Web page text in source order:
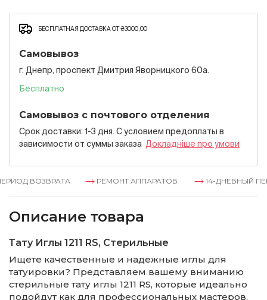
БЕСПЛАТНАЯ ДОСТАВКА ОТ ₴3000,00
Самовывоз
г. Днепр, проспект Дмитрия Яворницкого 60а.
Бесплатно
Самовывоз с почтового отделения
Срок доставки: 1-3 дня. С условием предоплаты в
зависимости от суммы заказа Докладнiше про умови
ВОЗВРАТА РЕМОНТ АППАРАТОВ 14-ДНЕВНЫЙ
Описание товара
Тату Иглы 1211 RS, Стерильные
Ищете качественные и надежные иглы для
татуировки? Представляем вашему вниманию
стерильные тату иглы 1211 RS, которые идеально
подойдут как для профессиональных мастеров,